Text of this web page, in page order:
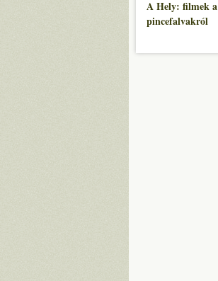
A Hely: filmek a
pincefalvakról